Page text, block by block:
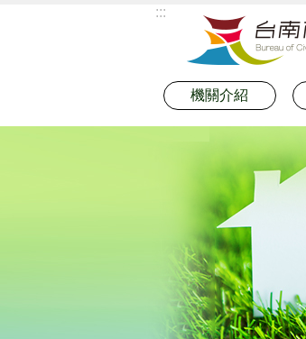
:::
機關介紹